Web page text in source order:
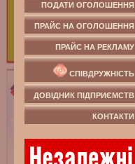
ПОДАТИ ОГОЛОШЕННЯ
ПРАЙС НА ОГОЛОШЕННЯ
ПРАЙС НА РЕКЛАМУ
СПІВДРУЖНІСТЬ
ДОВІДНИК ПІДПРИЄМСТВ
КОНТАКТИ